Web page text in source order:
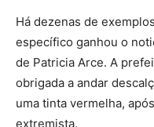
Há dezenas de
específico ganhou o
de Patricia Arce. A
obrigada a andar
uma tinta vermelha,
extremista.